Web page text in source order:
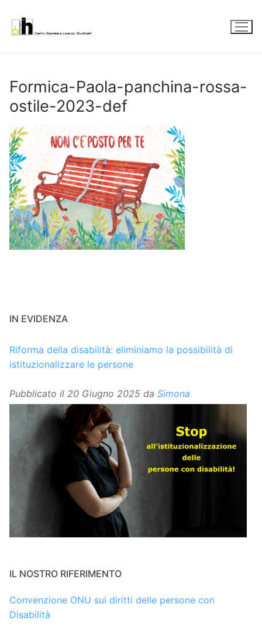
contenuto
Formica-Paola-panchina-rossa-
ostile-2023-def
IN EVIDENZA
Riforma della disabilità: eliminiamo la possibilità di
istituzionalizzare le persone
Pubblicato il 20 Giugno 2025 da Simona
IL NOSTRO RIFERIMENTO
Convenzione ONU sui diritti delle persone con
Disabilità